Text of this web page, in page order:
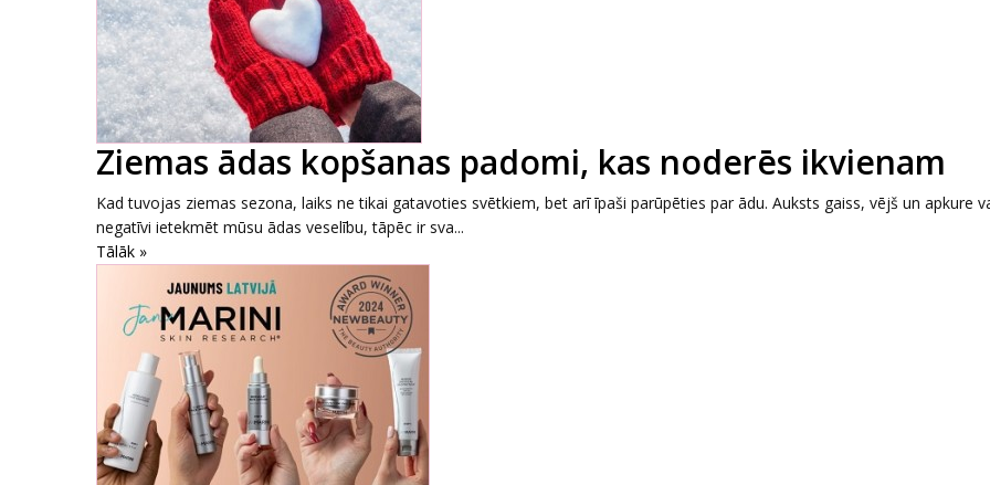
Ziemas ādas kopšanas padomi, kas noderēs ikvienam
Kad tuvojas ziemas sezona, laiks ne tikai gatavoties svētkiem, bet arī īpaši parūpēties par ādu. Auksts gaiss, vējš un apkure
negatīvi ietekmēt mūsu ādas veselību, tāpēc ir sva...
Tālāk »